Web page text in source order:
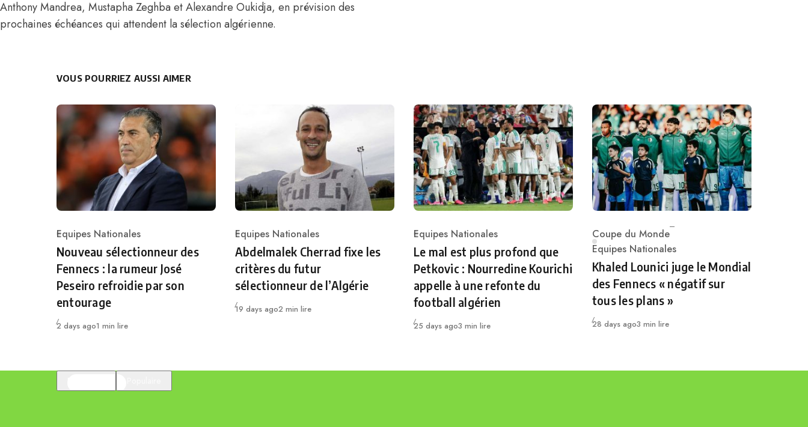
Anthony Mandrea, Mustapha Zeghba et Alexandre Oukidja, en prévision des
prochaines échéances qui attendent la sélection algérienne.
VOUS POURRIEZ AUSSI AIMER
Category
Equipes Nationales
Nouveau sélectionneur des
Fennecs : la rumeur José
Peseiro refroidie par son
entourage
Publié
2 days ago1 min lire
Category
Equipes Nationales
Abdelmalek Cherrad fixe les
critères du futur
sélectionneur de l’Algérie
Publié
19 days ago2 min lire
Category
Equipes Nationales
Le mal est plus profond que
Petkovic : Nourredine Kourichi
appelle à une refonte du
football algérien
Publié
25 days ago3 min lire
Category
Coupe du Monde
Equipes Nationales
Khaled Lounici juge le Mondial
des Fennecs « négatif sur
tous les plans »
Publié
28 days ago3 min lire